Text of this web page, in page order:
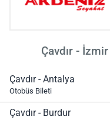
Çavdır -
Çavdır - Antalya
Otobüs Bileti
Çavdır - Burdur